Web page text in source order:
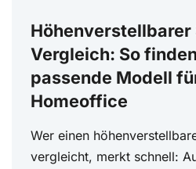
Vergleich: So
passende Modell
Homeoffice
Wer einen
vergleicht, merkt schnell: